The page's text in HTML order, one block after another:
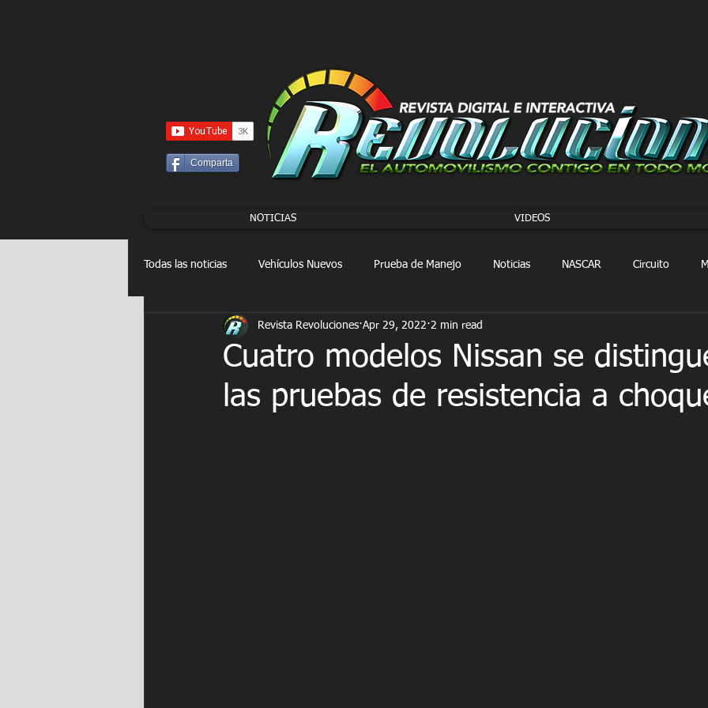
Comparta
NOTICIAS VIDEOS
Todas las noticias Vehículos Nuevos Prueba de Manejo Noticias NASCAR Circuito
Drag Racing FORMULA E FORMULA 1 Extreme E
Cuatro modelos Nissan se
las pruebas de resistencia a
Revista Revoluciones Apr 29, 2022 2 min read